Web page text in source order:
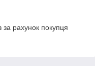
рахунок покупця